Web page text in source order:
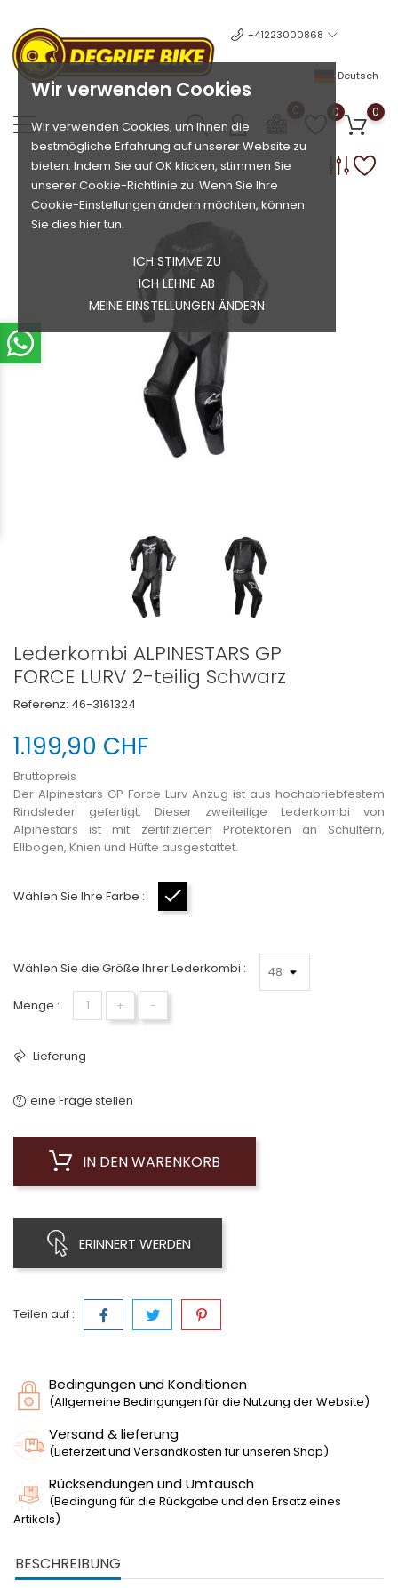
Wir verwenden Cookies
Wir verwenden Cookies, um Ihnen die
bestmögliche Erfahrung auf unserer Website zu
bieten. Indem Sie auf OK klicken, stimmen Sie
unserer Cookie-Richtlinie zu. Wenn Sie Ihre
Cookie-Einstellungen ändern möchten, können
Sie dies hier tun.
ICH STIMME ZU
ICH LEHNE AB
MEINE EINSTELLUNGEN ÄNDERN
+41223000868
Deutsch
0 0
Lederkombi ALPINESTARS GP
FORCE LURV 2-teilig Schwarz
Referenz: 46-3161324
1.199,90 CHF
Bruttopreis
Der Alpinestars GP Force Lurv Anzug ist aus hochabriebfestem
Rindsleder gefertigt. Dieser zweiteilige Lederkombi von
Alpinestars ist mit zertifizierten Protektoren an Schultern,
Ellbogen, Knien und Hüfte ausgestattet.
Wählen Sie Ihre Farbe :
Wählen Sie die Größe Ihrer Lederkombi :
Menge : + −
Lieferung
eine Frage stellen
IN DEN WARENKORB
ERINNERT WERDEN
Teilen auf :
Bedingungen und Konditionen
(Allgemeine Bedingungen für die Nutzung der Website)
Versand & lieferung
(Lieferzeit und Versandkosten für unseren Shop)
Rücksendungen und Umtausch
(Bedingung für die Rückgabe und den Ersatz eines
Artikels)
BESCHREIBUNG